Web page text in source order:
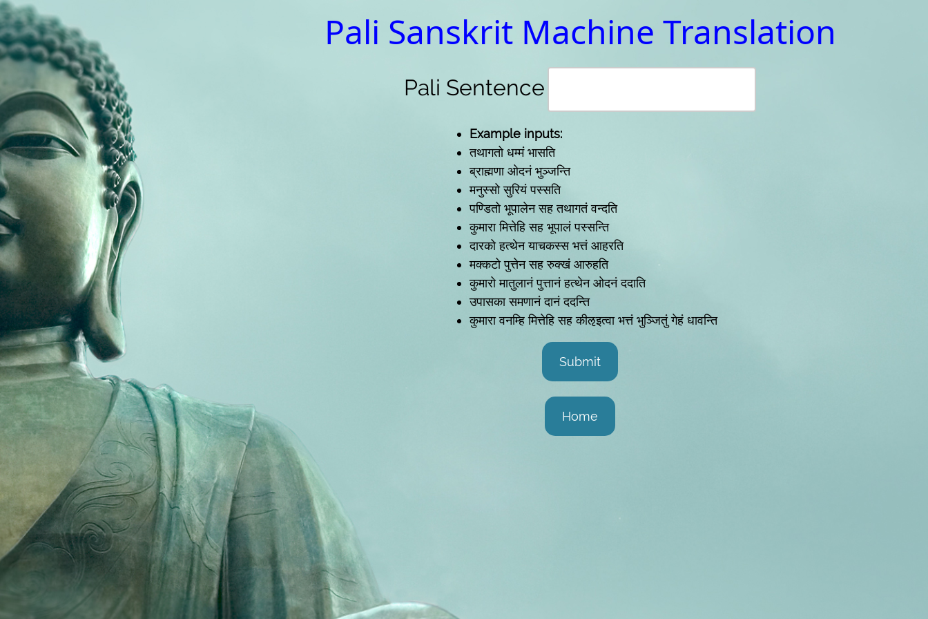
Pali Sanskrit Machine Translation
Pali Sentence
Example inputs:
तथागतो धम्मं भासति
ब्राह्मणा ओदनं भुञ्जन्ति
मनुस्सो सुरियं पस्सति
पण्डितो भूपालेन सह तथागतं वन्दति
कुमारा मित्तेहि सह भूपालं पस्सन्ति
दारको हत्थेन याचकस्स भत्तं आहरति
मक्कटो पुत्तेन सह रुक्खं आरुहति
कुमारो मातुलानं पुत्तानं हत्थेन ओदनं ददाति
उपासका समणानं दानं ददन्ति
कुमारा वनम्हि मित्तेहि सह कीऌइत्वा भत्तं भुञ्जितुं गेहं धावन्ति